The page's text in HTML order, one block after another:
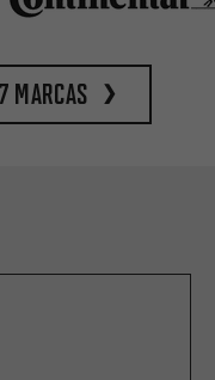
marcas